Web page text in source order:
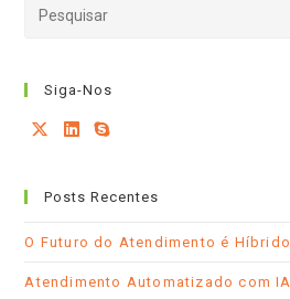
Siga-Nos
novanovaaplicativo
Posts Recentes
O Futuro do Atendimento é Híbrido
Atendimento Automatizado com IA